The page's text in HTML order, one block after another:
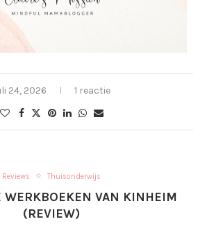
24, 2026 1 reactie
Reviews Thuisonderwijs
WERKBOEKEN VAN KINHEIM
(REVIEW)